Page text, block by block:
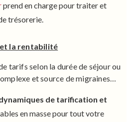
prend en charge pour traiter et
trésorerie.
la rentabilité
tarifs selon la durée de séjour ou
et source de migraines…
de tarification et
en masse pour tout votre